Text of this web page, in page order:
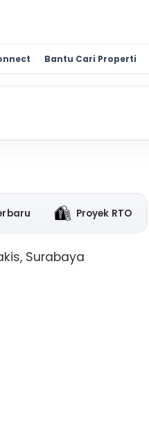
Bantu Cari Properti
Proyek RTO
Surabaya